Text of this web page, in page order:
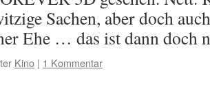
Sachen, aber doch
Ehe … das ist dann doch
Kino | 1 Kommentar